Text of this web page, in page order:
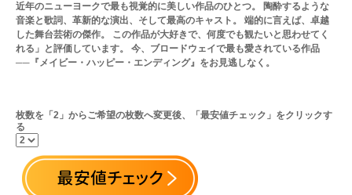
近年のニューヨークで最も視覚的に美しい作品のひとつ。 陶酔するような
音楽と歌詞、革新的な演出、そして最高のキャスト。 端的に言えば、卓越
した舞台芸術の傑作。 この作品が大好きで、何度でも観たいと思わせてく
れる」と評価しています。 今、ブロードウェイで最も愛されている作品
──『メイビー・ハッピー・エンディング』をお見逃しなく。
枚数を「2」からご希望の枚数へ変更後、「最安値チェック」をクリックす
る